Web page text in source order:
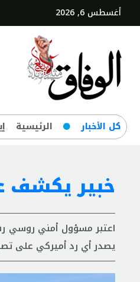
أغسطس 6, 2026
کل‌ الأخبار الرئيسية
خبير يكشف
اعتبر مسؤول أمني روسي
يصدر أي رد أميركي على